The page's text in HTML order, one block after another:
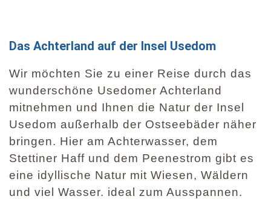
Das Achterland auf der Insel Usedom
Wir möchten Sie zu einer Reise durch das
wunderschöne Usedomer Achterland
mitnehmen und Ihnen die Natur der Insel
Usedom außerhalb der Ostseebäder näher
bringen. Hier am Achterwasser, dem
Stettiner Haff und dem Peenestrom gibt es
eine idyllische Natur mit Wiesen, Wäldern
und viel Wasser. ideal zum Ausspannen.